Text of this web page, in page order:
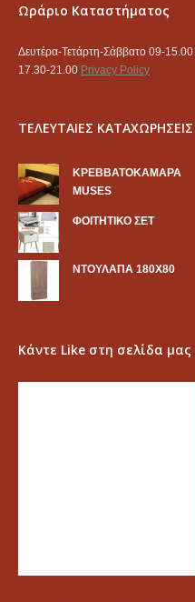
Ωράριο Καταστήματος
Δευτέρα-Τετάρτη-Σάββατο 09-
17.30-21.00 Privacy Policy
ΤΕΛΕΥΤΑΙΕΣ ΚΑΤΑΧΩΡΗΣΕΙΣ
KΡΕΒΒΑΤΟΚΑΜΑΡΑ
MUSES
ΦΟΙΤΗΤΙΚΟ ΣΕΤ
ΝΤΟΥΛΑΠΑ 180Χ80
Κάντε Like στη σελίδα μας